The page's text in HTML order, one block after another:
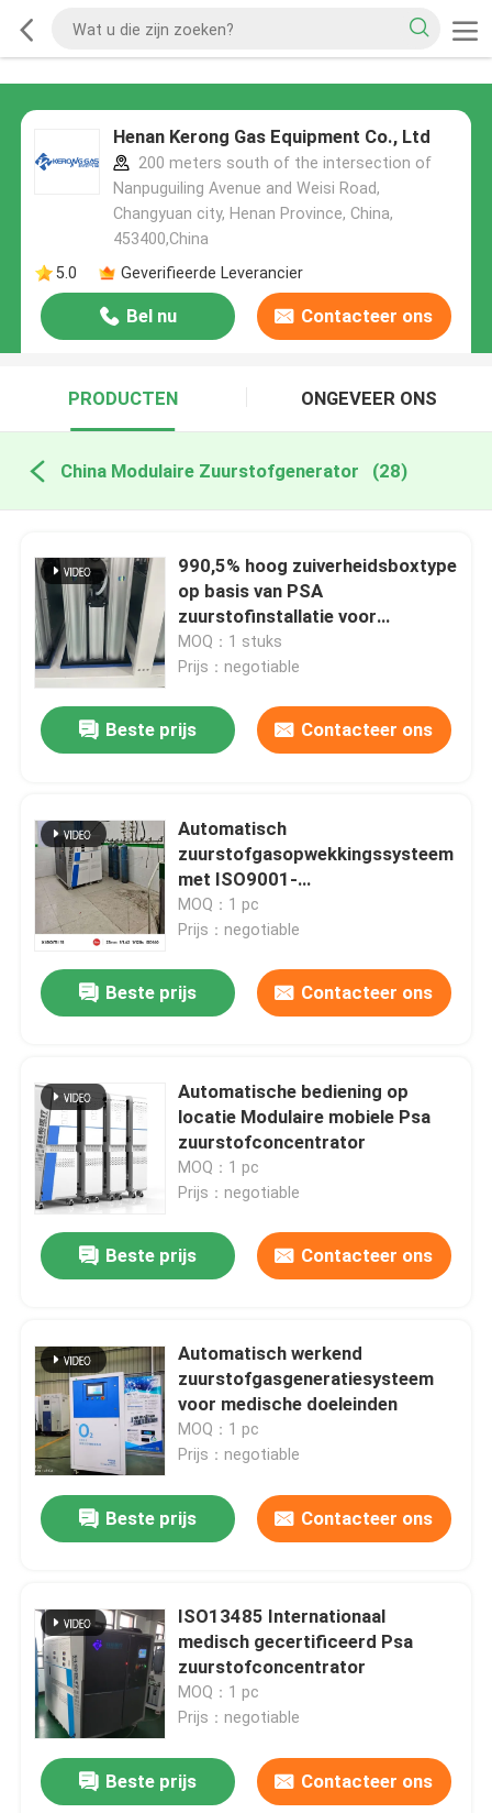
Henan Kerong Gas Equipment Co., Ltd
200 meters south of the intersection of
Nanpuguiling Avenue and Weisi Road,
Changyuan city, Henan Province, China,
453400,China
5.0
Geverifieerde Leverancier
Bel nu Contacteer ons
PRODUCTEN ONGEVEER ONS
China Modulaire Zuurstofgenerator (28)
990,5% hoog zuiverheidsboxtype
op basis van PSA
zuurstofinstallatie voor
lasersnijden
MOQ：1 stuks
Prijs：negotiable
Beste prijs Contacteer ons
Automatisch
zuurstofgasopwekkingssysteem
met ISO9001-
fabriekscertificaat
MOQ：1 pc
Prijs：negotiable
Beste prijs Contacteer ons
Automatische bediening op
locatie Modulaire mobiele Psa
zuurstofconcentrator
MOQ：1 pc
Prijs：negotiable
Beste prijs Contacteer ons
Automatisch werkend
zuurstofgasgeneratiesysteem
voor medische doeleinden
MOQ：1 pc
Prijs：negotiable
Beste prijs Contacteer ons
ISO13485 Internationaal
medisch gecertificeerd Psa
zuurstofconcentrator
MOQ：1 pc
Prijs：negotiable
Beste prijs Contacteer ons